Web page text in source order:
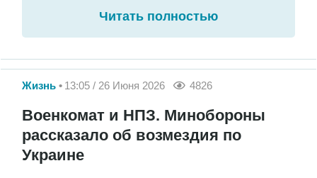
Читать полностью
Жизнь 13:05 / 26 Июня 2026 4826
Военкомат и НПЗ. Минобороны
рассказало об возмездия по
Украине